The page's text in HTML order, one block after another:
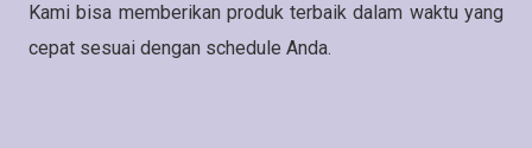
Kami bisa memberikan produk terbaik dalam waktu yang
cepat sesuai dengan schedule Anda.